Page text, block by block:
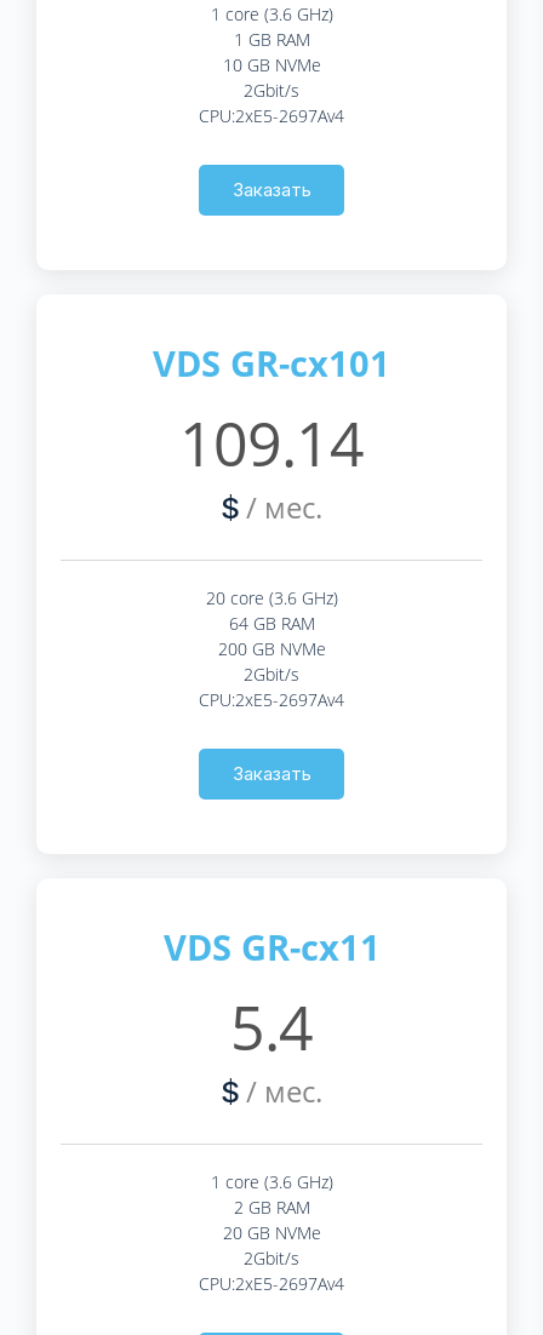
1 core (3.6 GHz)
1 GB RAM
10 GB NVMe
2Gbit/s
CPU:2xE5-2697Av4
Заказать
VDS GR-cx101
109.14
$ / мес.
20 core (3.6 GHz)
64 GB RAM
200 GB NVMe
2Gbit/s
CPU:2xE5-2697Av4
Заказать
VDS GR-cx11
5.4
$ / мес.
1 core (3.6 GHz)
2 GB RAM
20 GB NVMe
2Gbit/s
CPU:2xE5-2697Av4